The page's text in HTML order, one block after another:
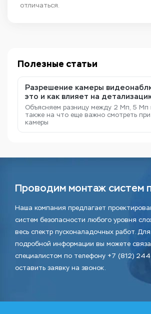
отличаться.
Полезные статьи
Разрешение камеры
это и как влияет на
Объясняем разницу между 2 Мп, 5 Мп
также на что еще важно смотреть
камеры
Проводим монтаж систем
Наша компания предлагает
систем безопасности любого уровня
весь спектр пусконаладочных работ.
подробной информации вы можете
специалистом по телефону +7 (812)
оставить заявку на звонок.